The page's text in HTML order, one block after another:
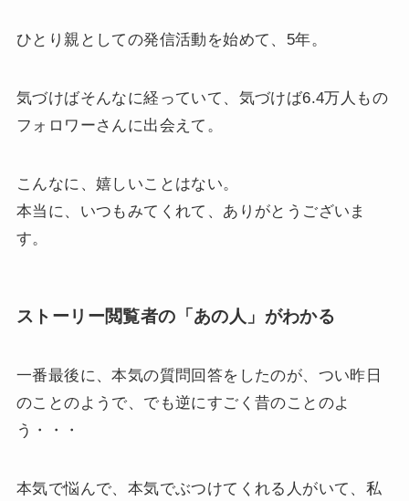
ひとり親としての発信活動を始めて、5年。
気づけばそんなに経っていて、気づけば6.4万人もの
フォロワーさんに出会えて。
こんなに、嬉しいことはない。
本当に、いつもみてくれて、ありがとうございま
す。
ストーリー閲覧者の「あの人」がわかる
一番最後に、本気の質問回答をしたのが、つい昨日
のことのようで、でも逆にすごく昔のことのよ
う・・・
本気で悩んで、本気でぶつけてくれる人がいて、私